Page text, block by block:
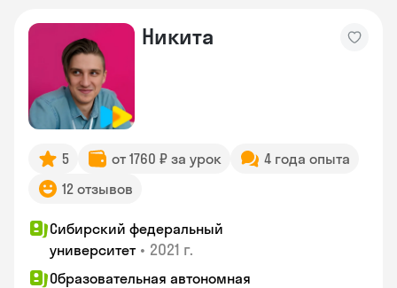
Никита
5 от 1760 ₽ за урок
4 года опыта
12 отзывов
Сибирский федеральный
университет • 2021 г.
Образовательная автономная